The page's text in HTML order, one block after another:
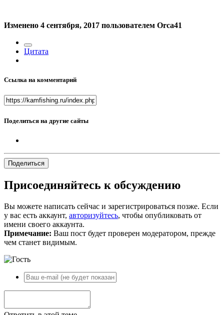
Изменено 4 сентября, 2017 пользователем Orca41
Цитата
Ссылка на комментарий
Поделиться на другие сайты
Поделиться
Присоединяйтесь к обсуждению
Вы можете написать сейчас и зарегистрироваться позже. Если
у вас есть аккаунт, авторизуйтесь, чтобы опубликовать от
имени своего аккаунта.
Примечание: Ваш пост будет проверен модератором, прежде
чем станет видимым.